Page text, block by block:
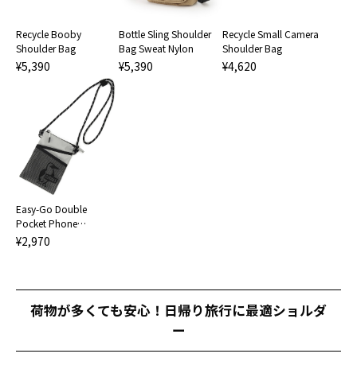
Recycle Booby
Shoulder Bag
¥5,390
Bottle Sling Shoulder
Bag Sweat Nylon
¥5,390
Recycle Small Camera
Shoulder Bag
¥4,620
Easy-Go Double
Pocket Phone
Shoulder Bag
¥2,970
荷物が多くても安心！日帰り旅行に最適ショルダ
ー